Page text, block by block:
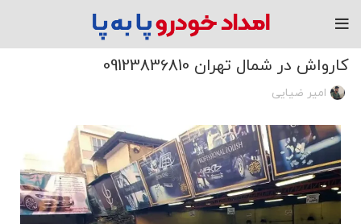
مقاله
کارواش در شمال تهران 09123836810
امیر ضیایی